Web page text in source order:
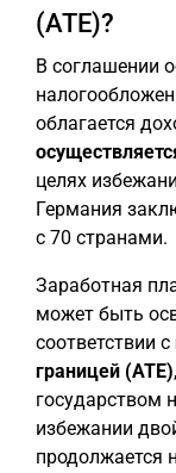
(ATE)?
В соглашении
облагается
целях
Германия
с 70 странами.
Заработная
может быть
соответствии с
границей (ATE)
государством
избежании
продолжается